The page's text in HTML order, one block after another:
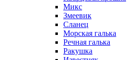
Микс
Змеевик
Сланец
Морская галька
Речная галька
Ракушка